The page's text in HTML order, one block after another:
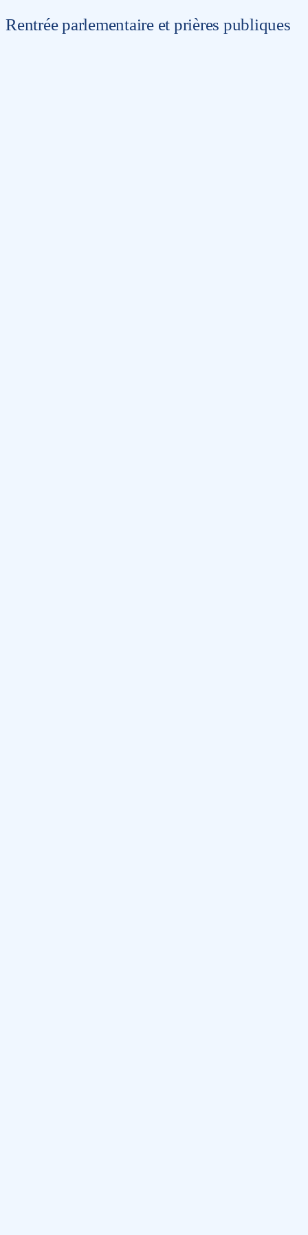
Rentrée parlementaire et prières publiques